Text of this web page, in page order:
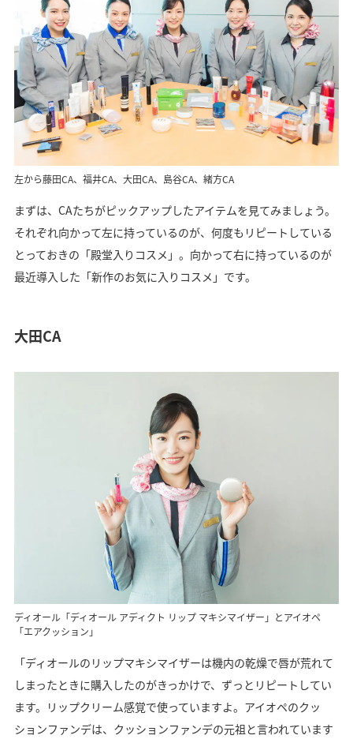
左から藤田CA、福井CA、大田CA、島谷CA、緒方CA
まずは、CAたちがピックアップしたアイテムを見てみましょう。
それぞれ向かって左に持っているのが、何度もリピートしている
とっておきの「殿堂入りコスメ」。向かって右に持っているのが
最近導入した「新作のお気に入りコスメ」です。
大田CA
ディオール「ディオール アディクト リップ マキシマイザー」とアイオペ
「エアクッション」
「ディオールのリップマキシマイザーは機内の乾燥で唇が荒れて
しまったときに購入したのがきっかけで、ずっとリピートしてい
ます。リップクリーム感覚で使っていますよ。アイオペのクッ
ションファンデは、クッションファンデの元祖と言われています